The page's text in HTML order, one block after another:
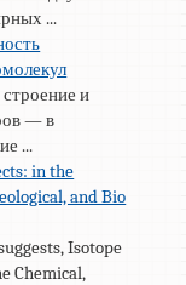
...
и
— в
...
in the
and Bio
Isotope
Chemical,